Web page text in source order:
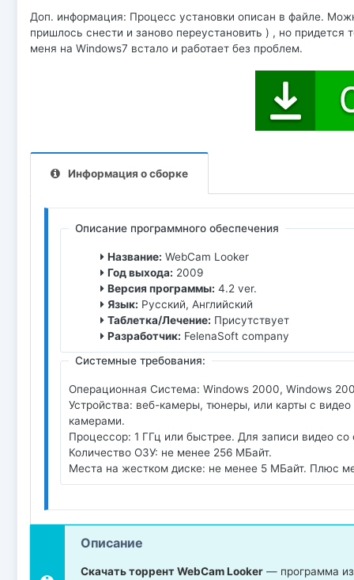
Доп. информация: Процесс установки описан в файле.
пришлось снести и заново переустановить ) , но придется
меня на Windows7 встало и работает без проблем.
Информация о сборке
Описание программного обеспечения
Название: WebCam Looker
Год выхода: 2009
Версия программы: 4.2 ver.
Язык: Русский, Английский
Таблетка/Лечение: Присутствует
Разработчик: FelenaSoft company
Системные требования:
Операционная Система: Windows 2000, Windows
Устройства: веб-камеры, тюнеры, или карты с
камерами.
Процессор: 1 ГГц или быстрее. Для записи видео
Количество ОЗУ: не менее 256 МБайт.
Места на жестком диске: не менее 5 МБайт. Плюс
Описание
Скачать торрент WebCam Looker— программа из